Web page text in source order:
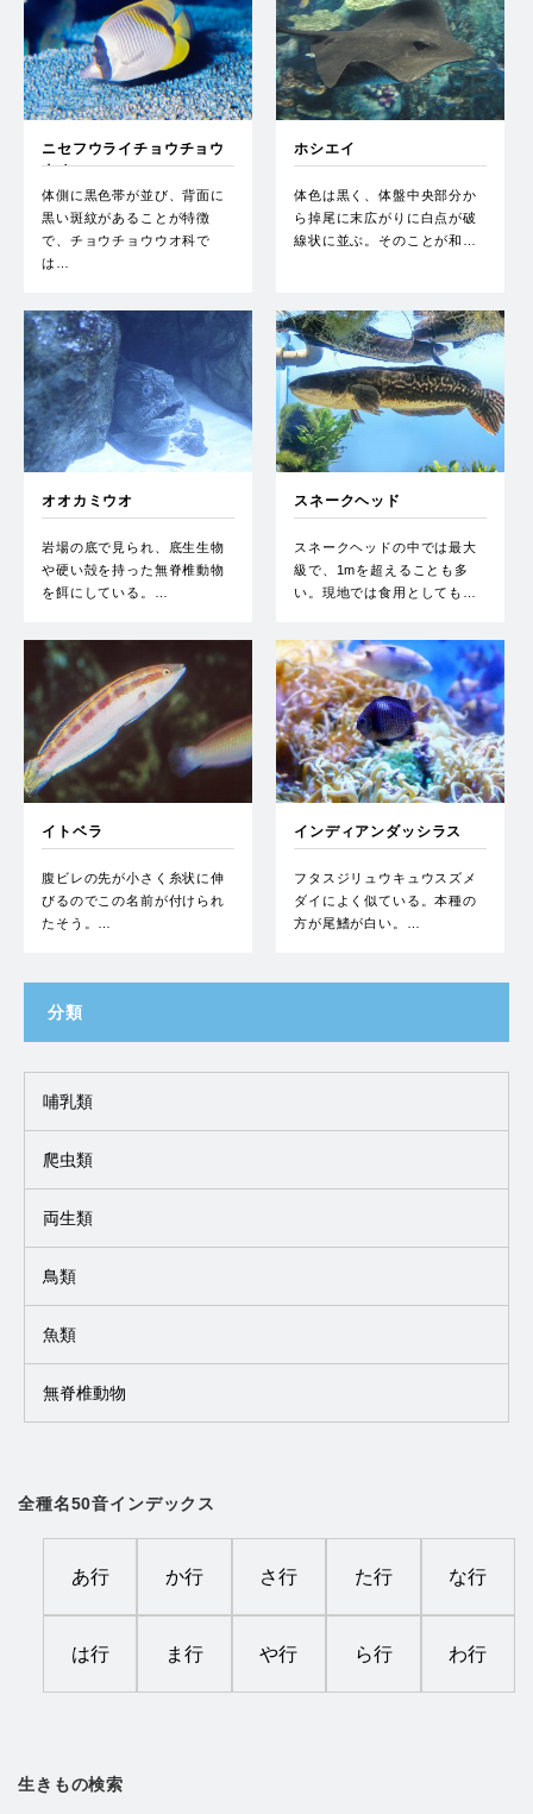
ニセフウライチョウチョウ
ウオ
体側に黒色帯が並び、背面に
黒い斑紋があることが特徴
で、チョウチョウウオ科で
は…
ホシエイ
体色は黒く、体盤中央部分か
ら掉尾に末広がりに白点が破
線状に並ぶ。そのことが和…
オオカミウオ
岩場の底で見られ、底生生物
や硬い殻を持った無脊椎動物
を餌にしている。…
スネークヘッド
スネークヘッドの中では最大
級で、1mを超えることも多
い。現地では食用としても…
イトベラ
腹ビレの先が小さく糸状に伸
びるのでこの名前が付けられ
たそう。…
インディアンダッシラス
フタスジリュウキュウスズメ
ダイによく似ている。本種の
方が尾鰭が白い。…
分類
哺乳類
爬虫類
両生類
鳥類
魚類
無脊椎動物
全種名50音インデックス
あ行 か行 さ行 た行 な行
は行 ま行 や行 ら行 わ行
生きもの検索